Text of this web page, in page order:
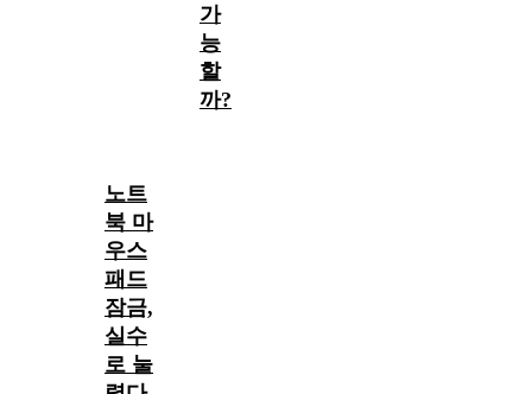
가
능
할
까?
노트
북 마
우스
패드
잠금,
실수
로 눌